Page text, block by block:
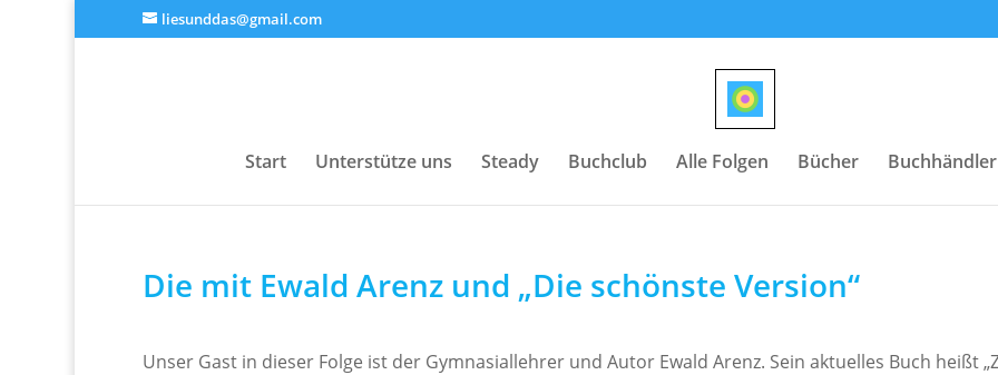
liesunddas@gmail.com
Start Unterstütze uns Steady Buchclub Alle Folgen Bücher Buchhändler
Die mit Ewald Arenz und „Die schönste Version“
Unser Gast in dieser Folge ist der Gymnasiallehrer und Autor Ewald Arenz. Sein aktuelles Buch heißt